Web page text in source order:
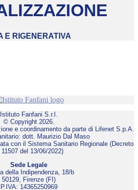
E RIGENERATIVA
Istituto Fanfani S.r.l.
© Copyright 2026.
e coordinamento da parte di Lifenet S.p.A.
dott. Maurizio Dal Maso
con il Sistema Sanitario Regionale (Decreto
del 13/06/2022)
Sede Legale
della Indipendenza, 18/b
50129, Firenze (FI)
P.IVA: 14365250969